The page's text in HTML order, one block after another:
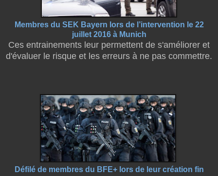
Membres du SEK Bayern lors de l’intervention le 22
juillet 2016 à Munich
Ces entrainements leur permettent de s'améliorer et
d'évaluer le risque et les erreurs à ne pas commettre.
Défilé de membres du BFE+ lors de leur création fin